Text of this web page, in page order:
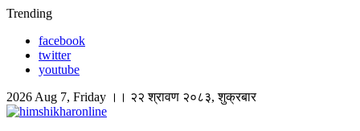
Skip
content
Trending
facebook
twitter
youtube
2026 Aug 7, Friday ।। २२ श्रावण २०८३, शुक्रबार